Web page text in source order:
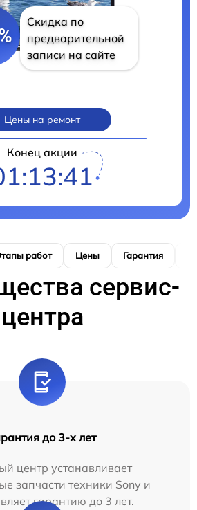
Скидка по
предварительной
записи на сайте
Цены на ремонт
Конец акции
работ Цены Гарантия
сервис-
центра
до 3-х лет
центр устанавливает
запчасти техники Sony и
гарантию до 3 лет.